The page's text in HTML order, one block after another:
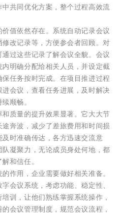
共同优化方案，整个过程高效流
值依然存在。系统自动记录会议
改记录等，方便参会者回顾。对
过这些记录了解会议全貌。会议
明确分配给相关人员，并设定截
任务按时完成。在项目推进过程
会议，查看任务进展，及时解决
顺畅。
质量的提升效果显著。它大大节
奔波，减少了差旅费用和时间损
时准确传达，各方迅速交流意
凝聚力，无论成员身处何地，都
和信任。
作用，企业需要做好相关准备。
会议系统，考虑功能、稳定性、
训，让他们熟练掌握系统操作，
会议管理制度，规范会议流程，